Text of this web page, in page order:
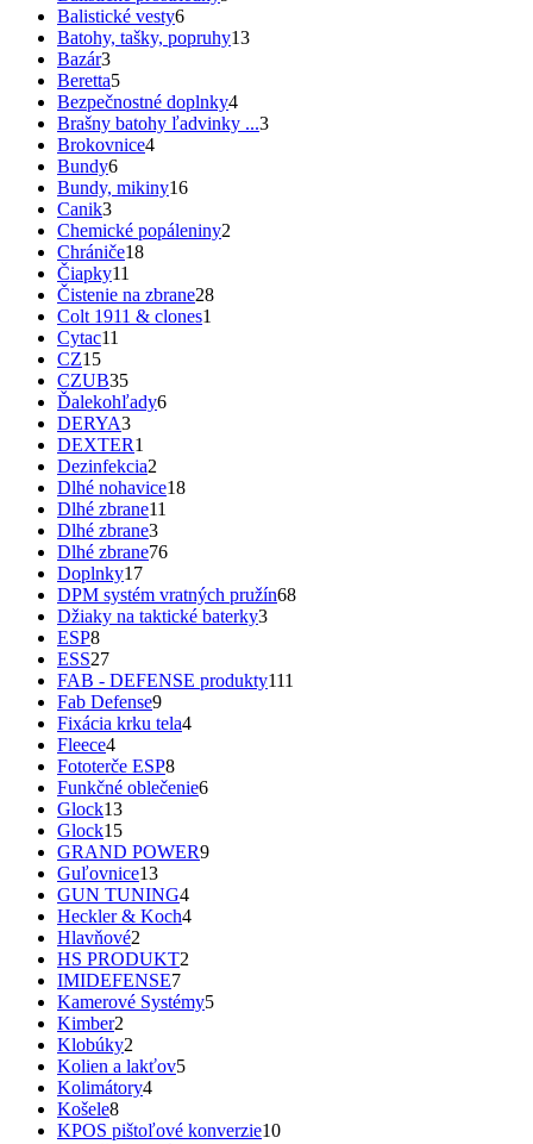
Balistické vesty6
Batohy, tašky, popruhy13
Bazár3
Beretta5
Bezpečnostné doplnky4
Brašny batohy ľadvinky ...3
Brokovnice4
Bundy6
Bundy, mikiny16
Canik3
Chemické popáleniny2
Chrániče18
Čiapky11
Čistenie na zbrane28
Colt 1911 & clones1
Cytac11
CZ15
CZUB35
Ďalekohľady6
DERYA3
DEXTER1
Dezinfekcia2
Dlhé nohavice18
Dlhé zbrane11
Dlhé zbrane3
Dlhé zbrane76
Doplnky17
DPM systém vratných pružín68
Džiaky na taktické baterky3
ESP8
ESS27
FAB - DEFENSE produkty111
Fab Defense9
Fixácia krku tela4
Fleece4
Fototerče ESP8
Funkčné oblečenie6
Glock13
Glock15
GRAND POWER9
Guľovnice13
GUN TUNING4
Heckler & Koch4
Hlavňové2
HS PRODUKT2
IMIDEFENSE7
Kamerové Systémy5
Kimber2
Klobúky2
Kolien a lakťov5
Kolimátory4
Košele8
KPOS pištoľové konverzie10